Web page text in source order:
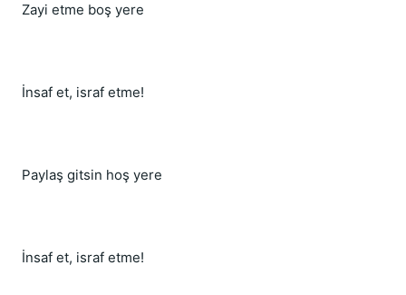
Zayi etme boş yere
İnsaf et, israf etme!
Paylaş gitsin hoş yere
İnsaf et, israf etme!